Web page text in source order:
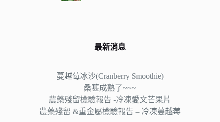
最新消息
蔓越莓冰沙(Cranberry Smoothie)
桑葚成熟了~~~
農藥殘留檢驗報告 -冷凍愛文芒果片
農藥殘留 &重金屬檢驗報告 – 冷凍蔓越莓